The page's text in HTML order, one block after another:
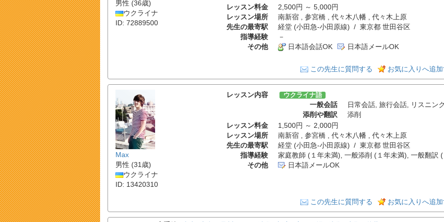
男性 (36歳)
ウクライナ
ID: 72889500
レッスン料金
2,500円 ～ 5,000円
レッスン場所
南新宿 , 参宮橋 , 代々木八幡 , 代々木上原
先生の最寄駅
経堂 (小田急-小田原線) / 東京都 世田谷区
指導経験
－
その他
日本語会話OK 日本語メールOK
この先生に質問する お気に入りへ追
Max
男性 (31歳)
ウクライナ
ID: 13420310
レッスン内容 ウクライナ語
一般会話 日常会話, 旅行会話,
リスニン
添削や翻訳
添削
レッスン料金
1,500円 ～ 2,000円
レッスン場所
南新宿 , 参宮橋 , 代々木八幡 , 代々木上原
先生の最寄駅
経堂 (小田急-小田原線) / 東京都 世田谷区
指導経験
家庭教師 (１年未満), 一般添削 (１年未満), 一般翻訳
その他
日本語メールOK
この先生に質問する お気に入りへ追